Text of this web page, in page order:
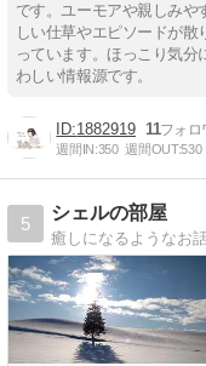
です。ユーモアや親しみや
しい仕草やエピソードが
っています。ほっこり気分
わしい情報源です。
1882919 11
週間IN:350 週間OUT:530
5
シェルの部屋